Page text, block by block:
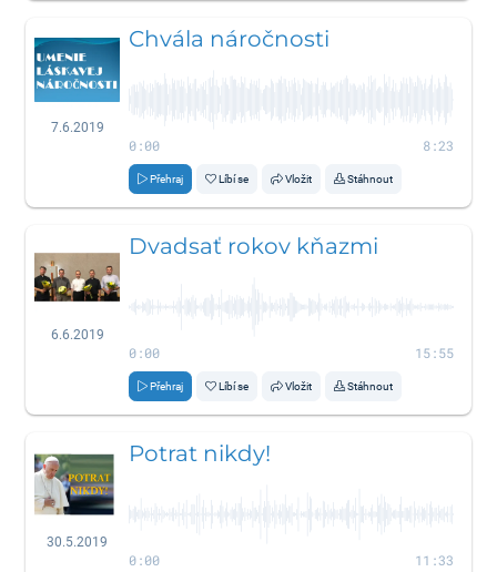
7.6.2019
Chvála náročnosti
0:00 8:23
Přehraj Líbí se Vložit Stáhnout
6.6.2019
Dvadsať rokov kňazmi
0:00 15:55
Přehraj Líbí se Vložit Stáhnout
30.5.2019
Potrat nikdy!
0:00 11:33